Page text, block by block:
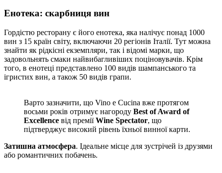
Енотека: скарбниця вин
Гордістю ресторану є його енотека, яка налічує понад 1000
вин з 15 країн світу, включаючи 20 регіонів Італії. Тут можна
знайти як рідкісні екземпляри, так і відомі марки, що
задовольнять смаки найвибагливіших поціновувачів. Крім
того, в енотеці представлено 100 видів шампанського та
ігристих вин, а також 50 видів грапи.
Варто зазначити, що Vino e Cucina вже протягом
восьми років отримує нагороду Best of Award of
Excellence від преміїWine Spectator, що
підтверджує високий рівень їхньої винної карти.
Затишна атмосфера. Ідеальне місце для зустрічей із друзями
або романтичних побачень.